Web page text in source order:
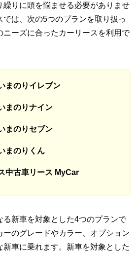
繰りに頭を悩ませる必要がありませ
では、次の5つのプランを取り扱っ
ニーズに合ったカーリースを利用で
まのりイレブン
まのりナイン
まのりセブン
まのりくん
中古車リース MyCar
る新車を対象とした4つのプランで
ーのグレードやカラー、オプション
新車に乗れます。新車を対象とした